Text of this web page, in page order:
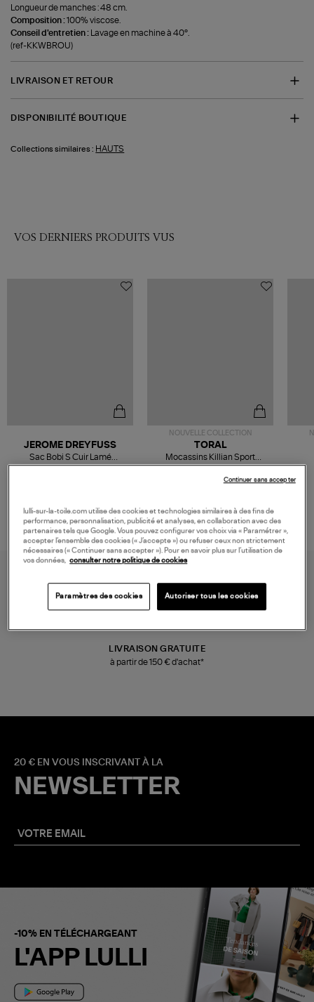
Longueur de manches : 48 cm.
Composition :100% viscose.
Conseil d'entretien :
Lavage en machine à 40°.
(ref-KKWBROU)
LIVRAISON ET RETOUR
DISPONIBILITÉ BOUTIQUE
Collections similaires : HAUTS
VOS DERNIERS PRODUITS VUS
JEROME DREYFUSS
Sac Bobi S Cuir Lamé
Champagne
NOUVELLE COLLECTION
TORAL
Mocassins Killian Sport
Mousse
LIVRAISON GRATUITE
à partir de 150 € d'achat*
20 € EN VOUS INSCRIVANT À LA
NEWSLETTER
-10% EN TÉLÉCHARGEANT
L'APP LULLI
lulli-sur-la-toile.com utilise des cookies et technologies similaires à des fins de
performance, personnalisation, publicité et analyses, en collaboration avec des
partenaires tels que Google. Vous pouvez configurer vos choix via « Paramétrer »,
accepter l’ensemble des cookies (« J’accepte ») ou refuser ceux non strictement
nécessaires (« Continuer sans accepter »). Pour en savoir plus sur l’utilisation de
vos données, consulter notre politique de cookies
Paramètres des cookies Autoriser tous les cookies
Continuer sans accepter